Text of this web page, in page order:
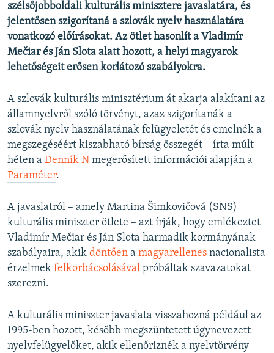
Valamennyi RFE/RL weboldal
szélsőjobboldali kulturális minisztere javaslatára, és
jelentősen szigorítaná a szlovák nyelv használatára
vonatkozó előírásokat. Az ötlet hasonlít a Vladimír
Mečiar és Ján Slota alatt hozott, a helyi magyarok
lehetőségeit erősen korlátozó szabályokra.
A szlovák kulturális minisztérium át akarja alakítani az
államnyelvről szóló törvényt, azaz szigorítanák a
szlovák nyelv használatának felügyeletét és emelnék a
megszegéséért kiszabható bírság összegét – írta múlt
héten a Denník N megerősített információi alapján a
Paraméter.
A javaslatról – amely Martina Šimkovičová (SNS)
kulturális miniszter ötlete – azt írják, hogy emlékeztet
Vladimír Mečiar és Ján Slota harmadik kormányának
szabályaira, akik döntően a magyarellenes nacionalista
érzelmek felkorbácsolásával próbáltak szavazatokat
szerezni.
A kulturális miniszter javaslata visszahozná például az
1995-ben hozott, később megszüntetett úgynevezett
nyelvfelügyelőket, akik ellenőriznék a nyelvtörvény